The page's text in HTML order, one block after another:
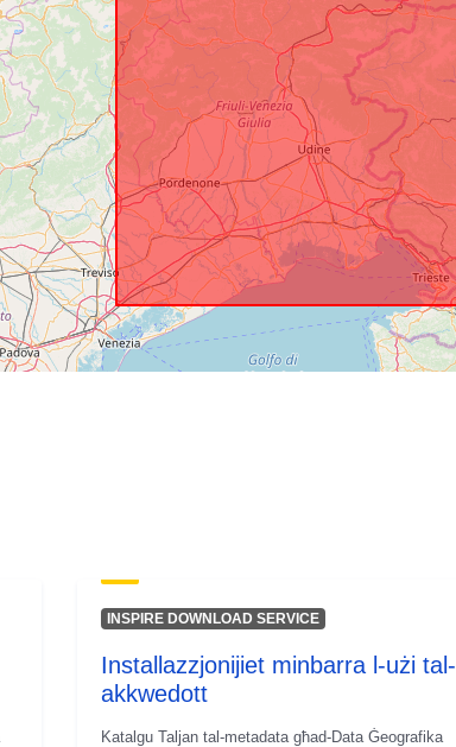
INSPIRE DOWNLOAD SERVICE
Installazzjonijiet minbarra l-użi tal-
akkwedott
Katalgu Taljan tal-metadata għad-Data Ġeografika